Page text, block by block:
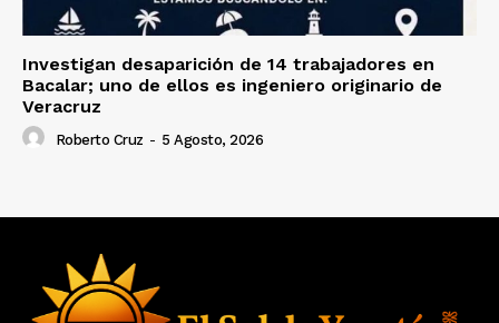
Investigan desaparición de 14 trabajadores en
Bacalar; uno de ellos es ingeniero originario de
Veracruz
Roberto Cruz - 5 Agosto, 2026